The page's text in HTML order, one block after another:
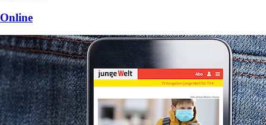
Online